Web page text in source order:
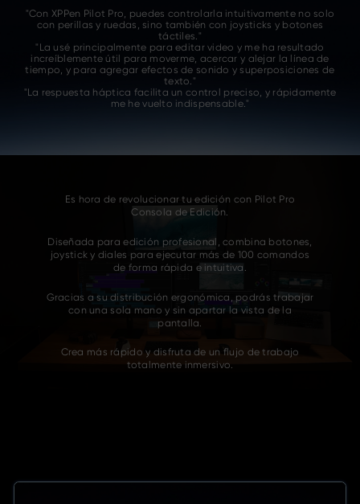
"Esta es sin duda la consola de edición con el diseño más original
que hemos visto, lo que se traduce en un gran potencial para un
usuario avanzado."
"Aunque XPPen Pilot Pro se asemeja a un mando de videojuegos,
sin duda puede ser una herramienta muy útil para trabajos
creativos profesionales."
Es hora de revolucionar tu edición con Pilot Pro
Consola de Edición.
Diseñada para edición profesional, combina botones,
joystick y diales para ejecutar más de 100 comandos
de forma rápida e intuitiva.
Gracias a su distribución ergonómica, podrás trabajar
con una sola mano y sin apartar la vista de la
pantalla.
Crea más rápido y disfruta de un flujo de trabajo
totalmente inmersivo.